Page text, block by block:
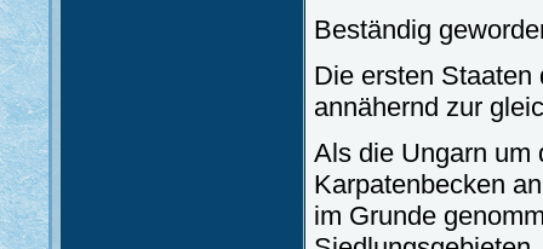
Beständig
Die ersten
annähernd zur
Als die Ungarn um
Karpatenbecken
im Grunde